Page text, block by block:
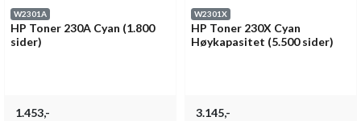
W2301A
HP Toner 230A Cyan (1.800
sider)
1.453,-
W2301X
HP Toner 230X Cyan
Høykapasitet (5.500 sider)
3.145,-